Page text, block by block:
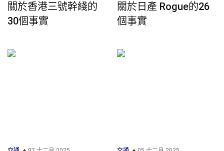
關於香港三號幹綫的
30個事實
關於日產 Rogue的26
個事實